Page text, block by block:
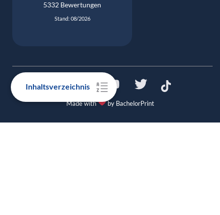
Inhaltsverzeichnis
5332 Bewertungen
Stand: 08/2026
Made with by BachelorPrint